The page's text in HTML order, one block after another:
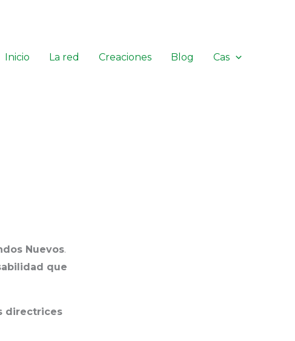
Inicio
La red Creaciones Blog Cas
Nuevos.
que
directrices